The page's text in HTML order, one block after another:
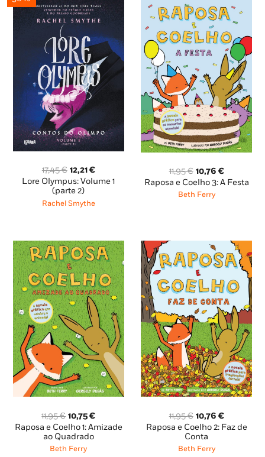
17,45€ O
preço
original
era:
12,21€O
preço
é:
Lore Olympus: Volume 1
(parte 2)
Rachel Smythe
11,95€ O
preço
original
10,76 €O
preço
Raposa e Coelho 3: A Festa
Beth Ferry
11,95€ O
preço
original
era:
10,75€O
preço
Raposa e Coelho 1: Amizade
ao Quadrado
Beth Ferry
11,95€ O
preço
original
era:
10,76 €O
preço
Raposa e Coelho 2: Faz de
Conta
Beth Ferry